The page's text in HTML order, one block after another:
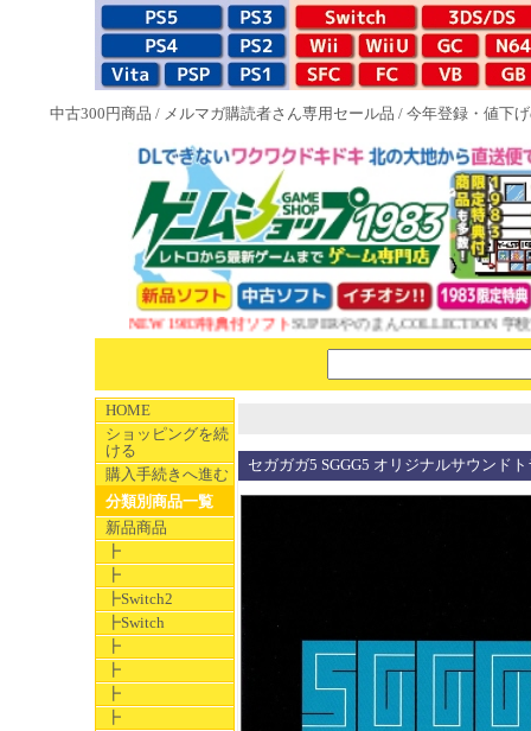
中古300円商品 / メルマガ購読者さん専用セール品 / 今年登録・値下
NEW 1983特典付ソフトSUPERやのまんCOLLECTION 学校であ
HOME
ショッピングを続
ける
購入手続きへ進む
分類別商品一覧
新品商品
┣
┣
┣Switch2
┣Switch
┣
┣
┣
┣
セガガガ5 SGGG5 オリジナルサウンド